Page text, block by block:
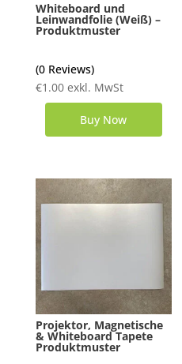
Whiteboard und
Leinwandfolie (Weiß) –
Produktmuster
(0 Reviews)
€1.00 exkl. MwSt
Buy Now
Projektor, Magnetische
& Whiteboard Tapete
Produktmuster